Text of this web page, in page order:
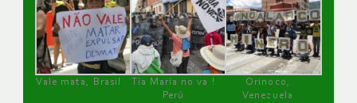
Vale mata, Brasil
Tía María no va !
Perú
Orinoco,
Venezuela